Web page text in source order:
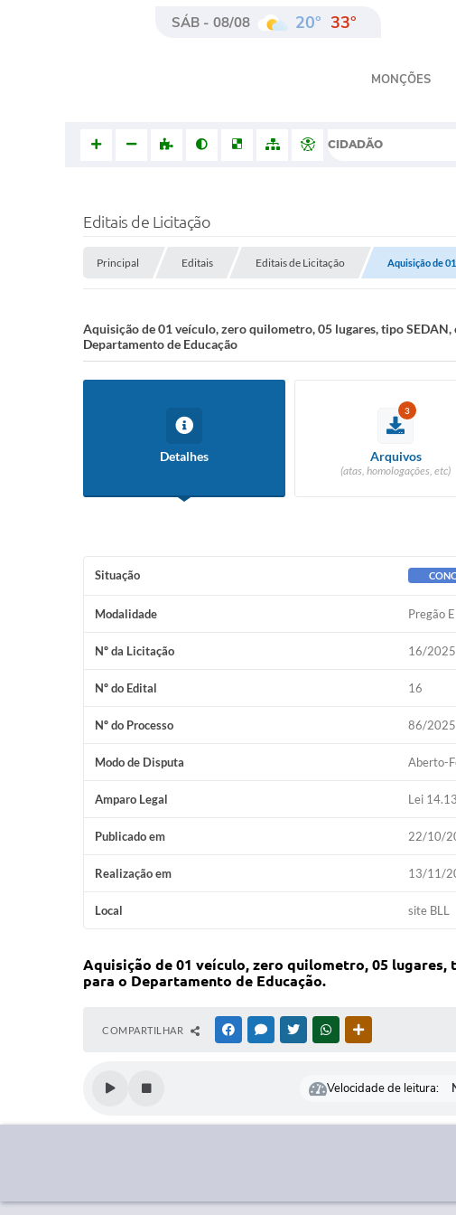
SÁB - 08/08 20° 33°
MONÇÕES
CIDADÃO
Editais de Licitação
Principal Editais Editais de Licitação Aquisição de
Aquisição de 01 veículo, zero quilometro, 05 lugares, tipo
Departamento de Educação
Detalhes
3
Arquivos
(atas, homologações, etc)
Situação
Modalidade Pregão
Nº da Licitação 16/2025
Nº do Edital 16
Nº do Processo 86/2025
Modo de Disputa Aberto-
Amparo Legal Lei
Publicado em 22/10/
Realização em 13/11/
Local site BLL
Aquisição de 01 veículo, zero quilometro, 05 lugares,
para o Departamento de Educação.
COMPARTILHAR FACEBOOKMESSENGER
TWITTERWHATSAPP
Velocidade de leitura: